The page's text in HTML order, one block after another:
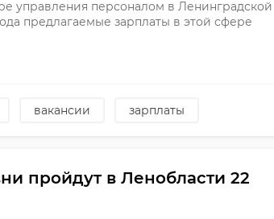
управления персоналом в Ленинградской
предлагаемые зарплаты в этой сфере
вакансии зарплаты
пройдут в Ленобласти 22